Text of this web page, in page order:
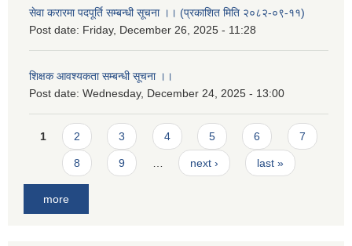
सेवा करारमा पदपूर्ति सम्बन्धी सूचना ।। (प्रकाशित मिति २०८२-०९-११)
Post date: Friday, December 26, 2025 - 11:28
शिक्षक आवश्यकता सम्बन्धी सूचना ।।
Post date: Wednesday, December 24, 2025 - 13:00
Pages
1 2 3 4 5 6 7
8 9 next › last »
more